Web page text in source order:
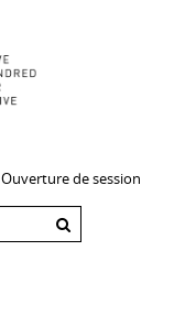
Ouverture de session